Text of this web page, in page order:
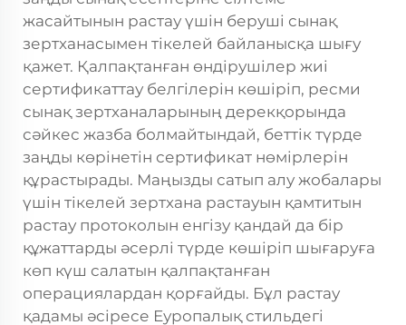
жасайтынын растау үшін беруші сынақ
зертханасымен тікелей байланысқа шығу
қажет. Қалпақтанған өндірушілер жиі
сертификаттау белгілерін көшіріп, ресми
сынақ зертханаларының дерекқорында
сәйкес жазба болмайтындай, беттік түрде
заңды көрінетін сертификат нөмірлерін
құрастырады. Маңызды сатып алу жобалары
үшін тікелей зертхана растауын қамтитын
растау протоколын енгізу қандай да бір
құжаттарды әсерлі түрде көшіріп шығаруға
көп күш салатын қалпақтанған
операциялардан қорғайды. Бұл растау
қадамы әсіресе Еуропалық стильдегі